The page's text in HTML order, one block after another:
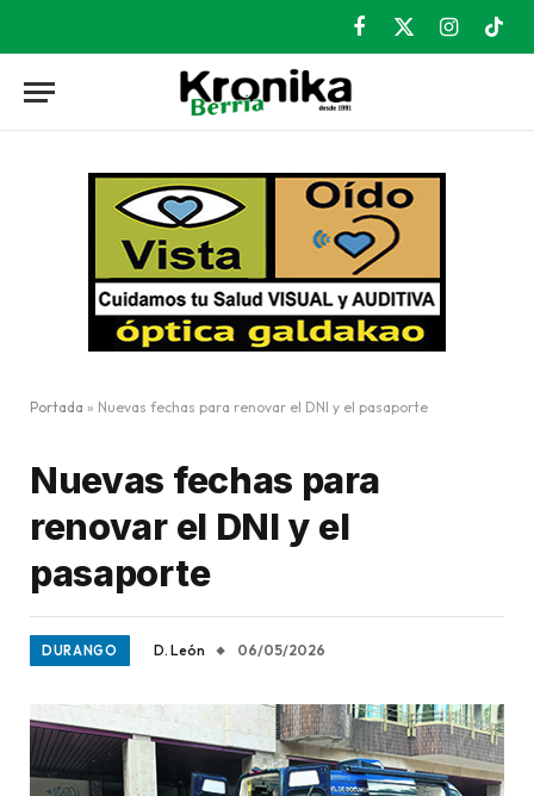
Facebook
X
Instagram
Portada » Nuevas fechas para renovar el DNI y el pasaporte
Nuevas fechas para
renovar el DNI y el
pasaporte
DURANGO D. León 06/05/2026